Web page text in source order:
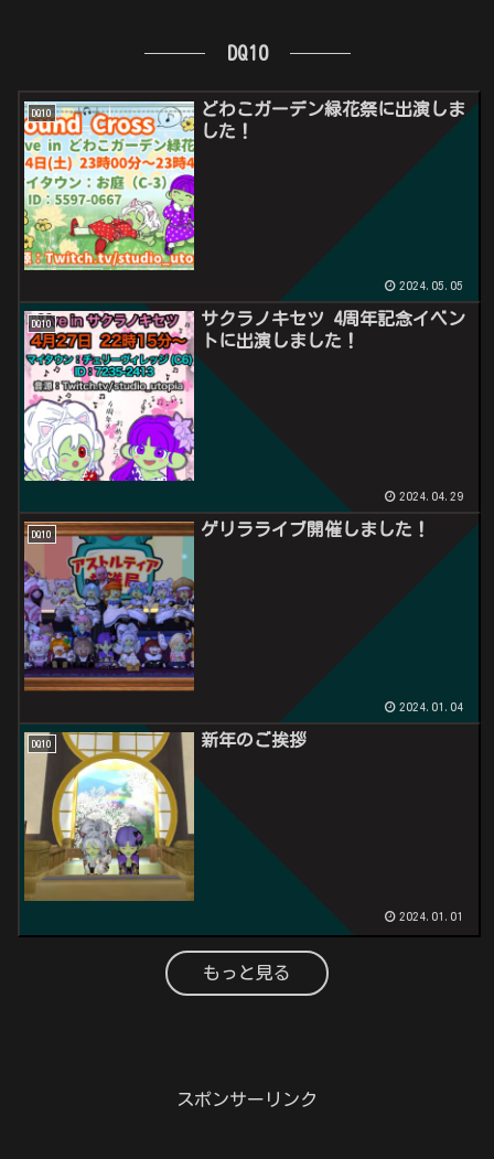
DQ10
DQ10
どわこガーデン緑花祭に出演しま
した！
2024.05.05
DQ10
サクラノキセツ 4周年記念イベン
トに出演しました！
2024.04.29
DQ10 ゲリラライブ開催しました！
2024.01.04
DQ10 新年のご挨拶
2024.01.01
もっと見る
スポンサーリンク